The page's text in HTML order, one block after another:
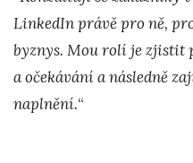
LinkedIn právě pro ně,
byznys. Mou rolí je zjistit
a očekávání a následně
naplnění.“